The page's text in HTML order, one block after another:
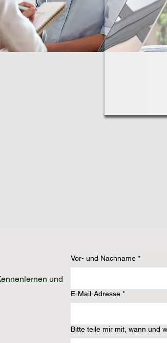
und
Vor- und Nachname *
E-Mail-Adresse *
Bitte teile mir mit, wann und